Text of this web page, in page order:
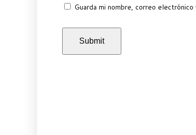
Guarda mi nombre, correo